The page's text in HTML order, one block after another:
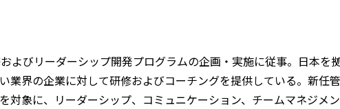
よびリーダーシップ開発プログラムの企画・実施に従事。日本を
業界の企業に対して研修およびコーチングを提供している。新任
対象に、リーダーシップ、コミュニケーション、チームマネジメ